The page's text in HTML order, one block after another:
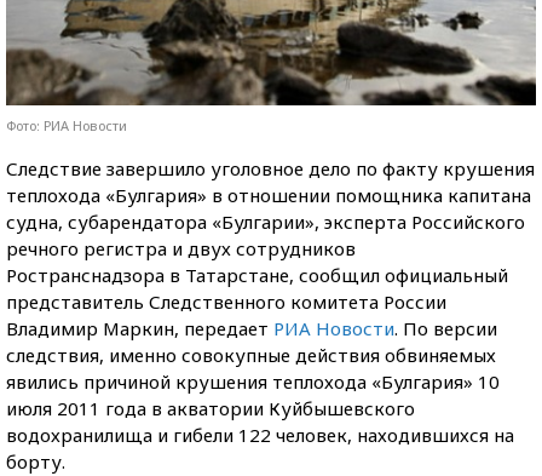
Фото: РИА Новости
Следствие завершило уголовное дело по факту крушения
теплохода «Булгария» в отношении помощника капитана
судна, субарендатора «Булгарии», эксперта Российского
речного регистра и двух сотрудников
Ространснадзора в Татарстане, сообщил официальный
представитель Следственного комитета России
Владимир Маркин, передает РИА Новости. По версии
следствия, именно совокупные действия обвиняемых
явились причиной крушения теплохода «Булгария» 10
июля 2011 года в акватории Куйбышевского
водохранилища и гибели 122 человек, находившихся на
борту.